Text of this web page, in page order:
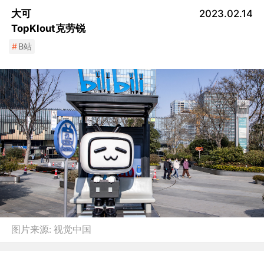
大可
TopKlout克劳锐
2023.02.14
#B站
图片来源:视觉中国